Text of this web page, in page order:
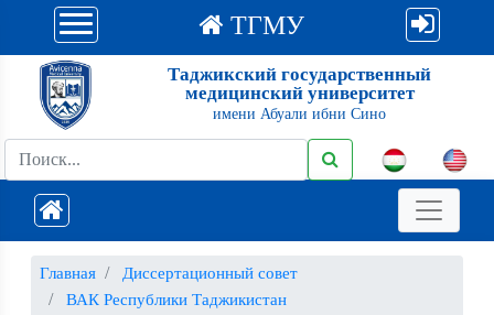
ТГМУ
Таджикский государственный
медицинский университет
имени Абуали ибни Сино
Главная
Диссертационный совет
ВАК Республики Таджикистан